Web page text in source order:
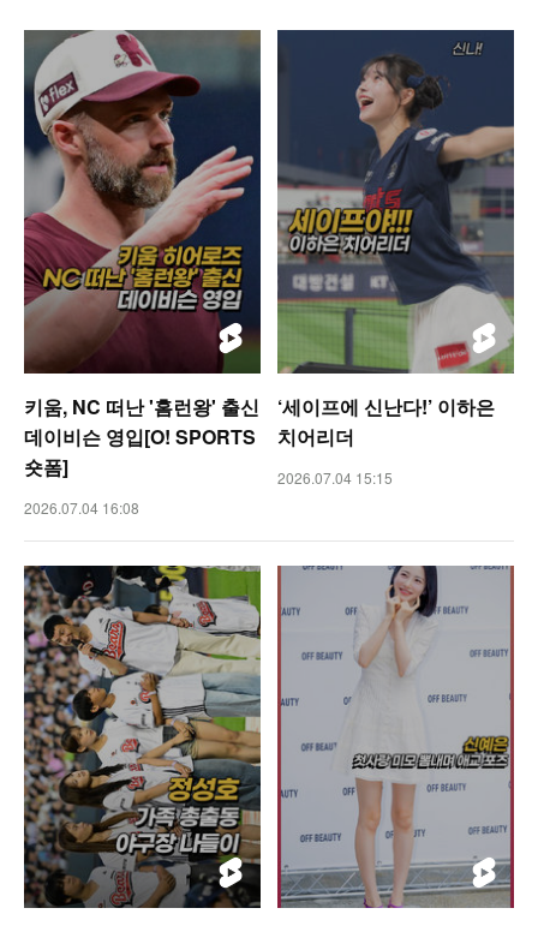
키움, NC 떠난 '홈런왕' 출신
데이비슨 영입[O! SPORTS
숏폼]
2026.07.04 16:08
‘세이프에 신난다!’ 이하은
치어리더
2026.07.04 15:15